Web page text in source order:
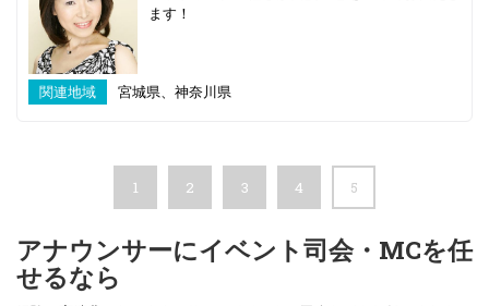
ます！
関連地域 宮城県、神奈川県
1 2 3 4 5
アナウンサーにイベント司会・MCを任
せるなら